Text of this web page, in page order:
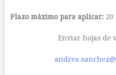
Plazo máximo para aplicar:20
Enviar hojas de